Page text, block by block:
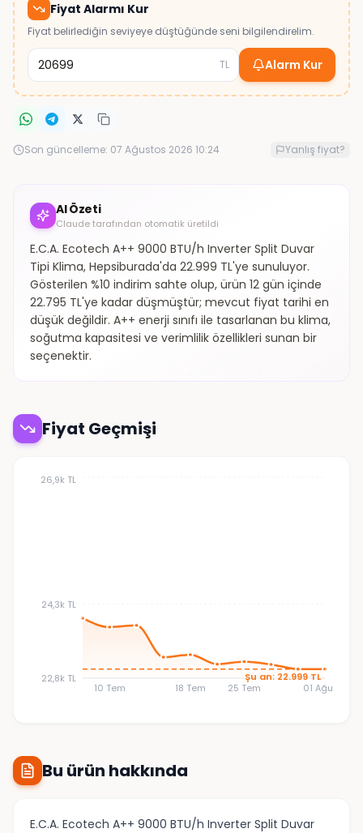
Fiyat Alarmı Kur
Fiyat belirlediğin seviyeye düştüğünde seni bilgilendirelim.
TL Alarm Kur
Son güncelleme: 07 Ağustos 2026 10:24 Yanlış fiyat?
AI Özeti
Claude tarafından otomatik üretildi
E.C.A. Ecotech A++ 9000 BTU/h Inverter Split Duvar
Tipi Klima, Hepsiburada'da 22.999 TL'ye sunuluyor.
Gösterilen %10 indirim sahte olup, ürün 12 gün içinde
22.795 TL'ye kadar düşmüştür; mevcut fiyat tarihi en
düşük değildir. A++ enerji sınıfı ile tasarlanan bu klima,
soğutma kapasitesi ve verimlilik özellikleri sunan bir
seçenektir.
Fiyat Geçmişi
10 Tem 18 Tem 25 Tem 01 Ağu
22,8k TL
24,3k TL
26,9k TL
Şu an: 22.999 TL
Bu ürün hakkında
E.C.A. Ecotech A++ 9000 BTU/h Inverter Split Duvar